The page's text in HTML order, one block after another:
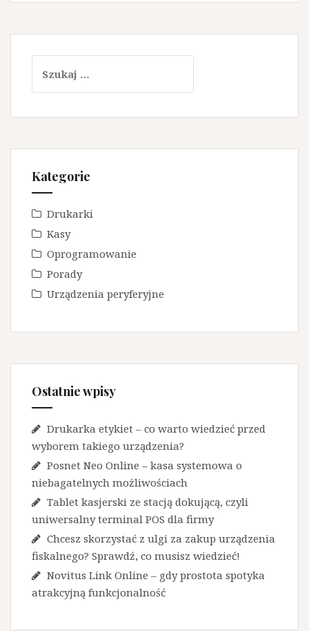
Kategorie
Drukarki
Kasy
Oprogramowanie
Porady
Urządzenia peryferyjne
Ostatnie wpisy
Drukarka etykiet – co warto wiedzieć przed
wyborem takiego urządzenia?
Posnet Neo Online – kasa systemowa o
niebagatelnych możliwościach
Tablet kasjerski ze stacją dokującą, czyli
uniwersalny terminal POS dla firmy
Chcesz skorzystać z ulgi za zakup urządzenia
fiskalnego? Sprawdź, co musisz wiedzieć!
Novitus Link Online – gdy prostota spotyka
atrakcyjną funkcjonalność